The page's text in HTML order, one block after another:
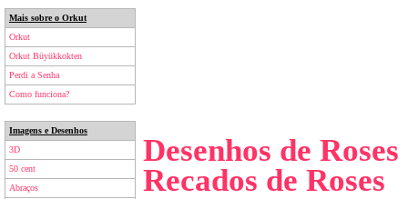
Mais sobre o Orkut
Orkut
Orkut Büyükkokten
Perdi a Senha
Como funciona?
Imagens e Desenhos
3D
50 cent
Abraços
Desenhos de Roses
Recados de Roses